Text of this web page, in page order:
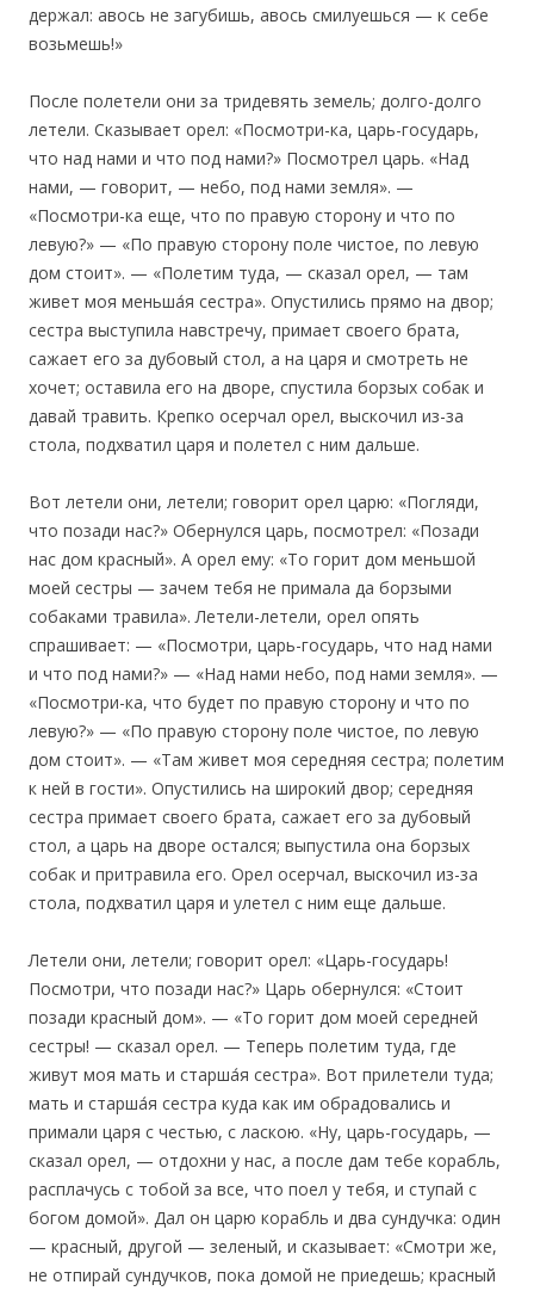
держал: авось не загубишь, авось смилуешься — к себе
возьмешь!»
После полетели они за тридевять земель; долго-долго
летели. Сказывает орел: «Посмотри-ка, царь-государь,
что над нами и что под нами?» Посмотрел царь. «Над
нами, — говорит, — небо, под нами земля». —
«Посмотри-ка еще, что по правую сторону и что по
левую?» — «По правую сторону поле чистое, по левую
дом стоит». — «Полетим туда, — сказал орел, — там
живет моя меньша́я сестра». Опустились прямо на двор;
сестра выступила навстречу, примает своего брата,
сажает его за дубовый стол, а на царя и смотреть не
хочет; оставила его на дворе, спустила борзых собак и
давай травить. Крепко осерчал орел, выскочил из-за
стола, подхватил царя и полетел с ним дальше.
Вот летели они, летели; говорит орел царю: «Погляди,
что позади нас?» Обернулся царь, посмотрел: «Позади
нас дом красный». А орел ему: «То горит дом меньшой
моей сестры — зачем тебя не примала да борзыми
собаками травила». Летели-летели, орел опять
спрашивает: — «Посмотри, царь-государь, что над нами
и что под нами?» — «Над нами небо, под нами земля». —
«Посмотри-ка, что будет по правую сторону и что по
левую?» — «По правую сторону поле чистое, по левую
дом стоит». — «Там живет моя середняя сестра; полетим
к ней в гости». Опустились на широкий двор; середняя
сестра примает своего брата, сажает его за дубовый
стол, а царь на дворе остался; выпустила она борзых
собак и притравила его. Орел осерчал, выскочил из-за
стола, подхватил царя и улетел с ним еще дальше.
Летели они, летели; говорит орел: «Царь-государь!
Посмотри, что позади нас?» Царь обернулся: «Стоит
позади красный дом». — «То горит дом моей середней
сестры! — сказал орел. — Теперь полетим туда, где
живут моя мать и старша́я сестра». Вот прилетели туда;
мать и старша́я сестра куда как им обрадовались и
примали царя с честью, с ласкою. «Ну, царь-государь, —
сказал орел, — отдохни у нас, а после дам тебе корабль,
расплачусь с тобой за все, что поел у тебя, и ступай с
богом домой». Дал он царю корабль и два сундучка: один
— красный, другой — зеленый, и сказывает: «Смотри же,
не отпирай сундучков, пока домой не приедешь; красный